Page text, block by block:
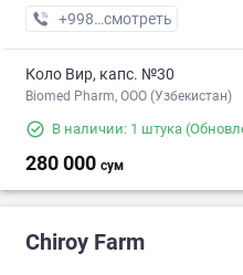
+998 (97) XXX-XX-XX
смотреть
Коло Вир, капс. №30
Biomed Pharm, OOO (Узбекистан)
В наличии: 1 штука
280 000 сум
Chiroy Farm